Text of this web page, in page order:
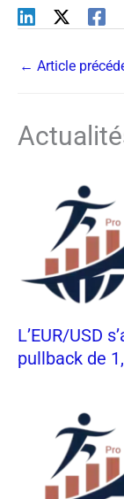
← Article
L’EUR/USD
pullback de